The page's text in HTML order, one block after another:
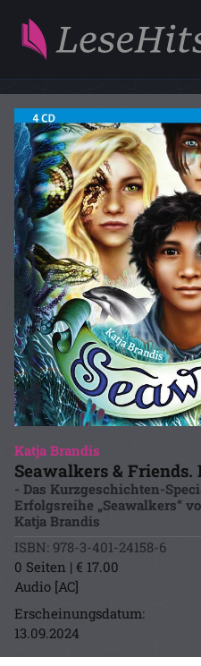
Katja Brandis
Seawalkers &
- Das Kurzgeschichten-
Erfolgsreihe „Seawalkers“
Katja Brandis
ISBN: 978-3-401-24158-6
0 Seiten | € 17.00
Audio [AC]
Erscheinungsdatum:
13.09.2024